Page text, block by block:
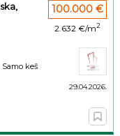
keš
100.000 €
2.632 €/m2
29.04.2026.